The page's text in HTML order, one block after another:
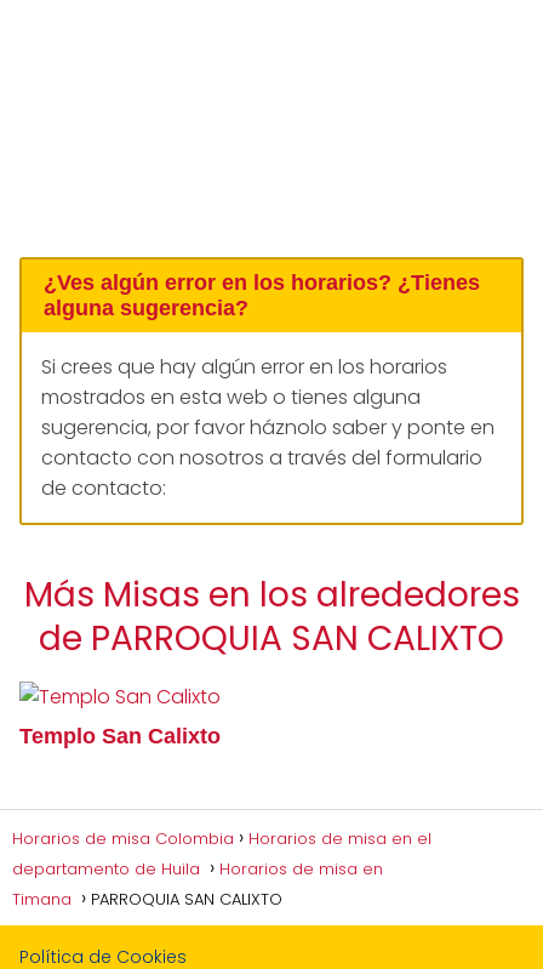
¿Ves algún error en los horarios? ¿Tienes
alguna sugerencia?
Si crees que hay algún error en los horarios
mostrados en esta web o tienes alguna
sugerencia, por favor háznolo saber y ponte en
contacto con nosotros a través del formulario
de contacto:
Más Misas en los alrededores
de PARROQUIA SAN CALIXTO
Templo San Calixto
Horarios de misa Colombia
Horarios de misa en el
departamento de Huila
Horarios de misa en
Timana
PARROQUIA SAN CALIXTO
Política de Cookies